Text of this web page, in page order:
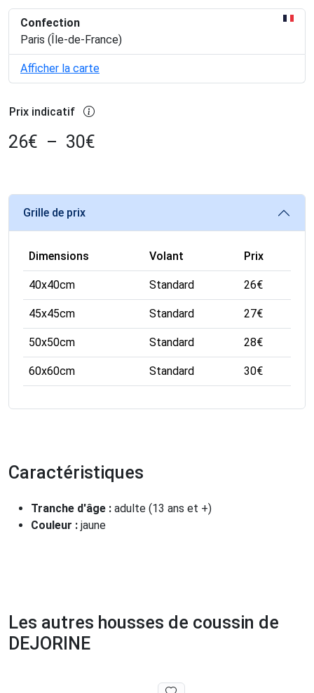
Confection
Paris (Île-de-France)
Afficher la carte
Prix indicatif
26€ – 30€
Grille de prix
Dimensions Volant Prix
40x40cm Standard 26€
45x45cm Standard 27€
50x50cm Standard 28€
60x60cm Standard 30€
Caractéristiques
Tranche d'âge : adulte (13 ans et +)
Couleur : jaune
Les autres housses de coussin de
DEJORINE